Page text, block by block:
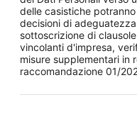
delle casistiche
decisioni di
sottoscrizione di
vincolanti d'impresa,
misure supplementari in
raccomandazione 01/